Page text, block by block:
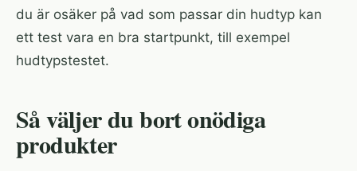
du är osäker på vad som passar din hudtyp kan
ett test vara en bra startpunkt, till exempel
hudtypstestet.
Så väljer du bort onödiga
produkter